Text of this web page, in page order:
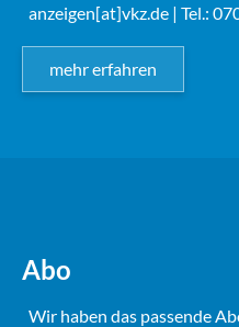
anzeigen[at]vkz.de | Tel.:
mehr erfahren
Abo
Wir haben das passende